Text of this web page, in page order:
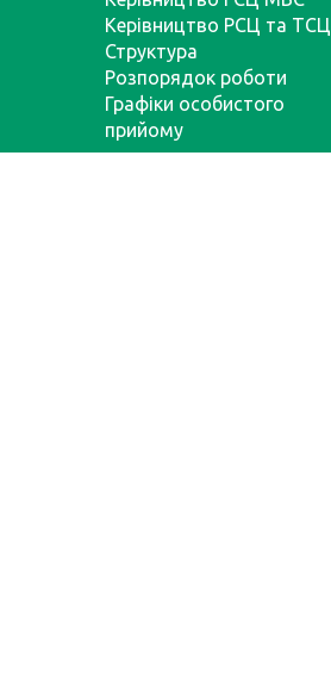
Керівництво РСЦ та ТСЦ
Структура
Розпорядок роботи
Графіки особистого
прийому